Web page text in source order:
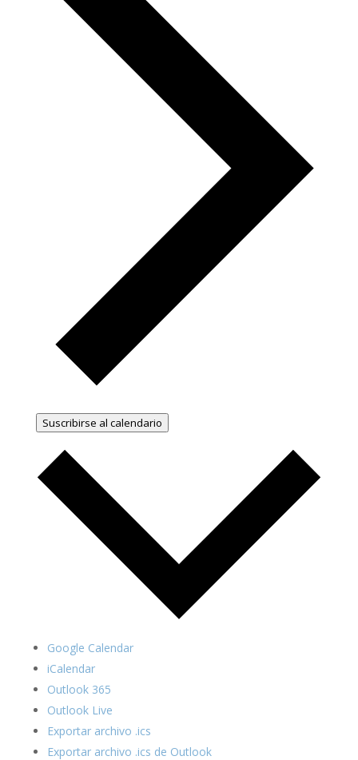
Suscribirse al calendario
Google Calendar
iCalendar
Outlook 365
Outlook Live
Exportar archivo .ics
Exportar archivo .ics de Outlook